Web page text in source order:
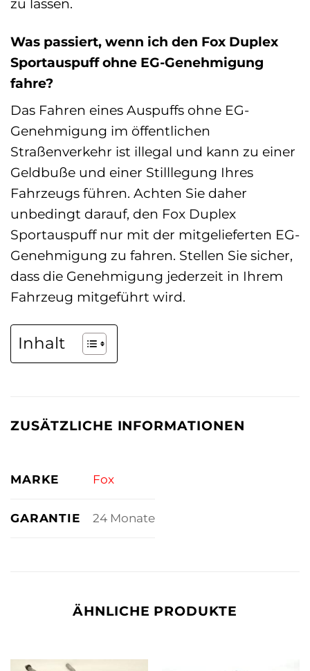
zu lassen.
Was passiert, wenn ich den Fox Duplex
Sportauspuff ohne EG-Genehmigung
fahre?
Das Fahren eines Auspuffs ohne EG-
Genehmigung im öffentlichen
Straßenverkehr ist illegal und kann zu einer
Geldbuße und einer Stilllegung Ihres
Fahrzeugs führen. Achten Sie daher
unbedingt darauf, den Fox Duplex
Sportauspuff nur mit der mitgelieferten EG-
Genehmigung zu fahren. Stellen Sie sicher,
dass die Genehmigung jederzeit in Ihrem
Fahrzeug mitgeführt wird.
Inhalt
ZUSÄTZLICHE INFORMATIONEN
MARKE Fox
GARANTIE 24 Monate
ÄHNLICHE PRODUKTE